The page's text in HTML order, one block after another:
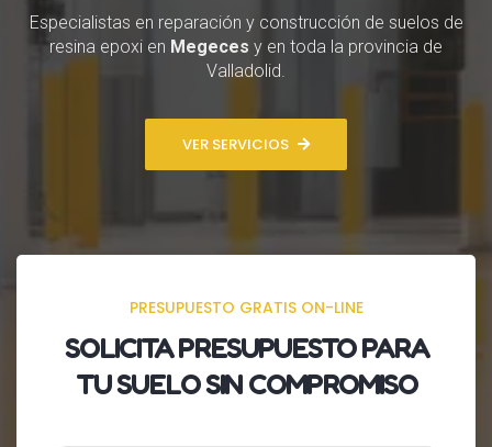
Especialistas en reparación y construcción de suelos de
resina epoxi en Megeces y en toda la provincia de
Valladolid.
VER SERVICIOS
PRESUPUESTO GRATIS ON-LINE
SOLICITAPRESUPUESTOPARA
TU SUELO SIN COMPROMISO